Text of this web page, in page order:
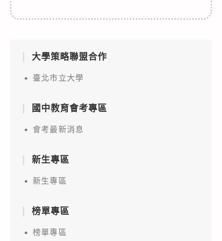
大學策略聯盟合作
臺北市立大學
國中教育會考專區
會考最新消息
新生專區
新生專區
榜單專區
榜單專區